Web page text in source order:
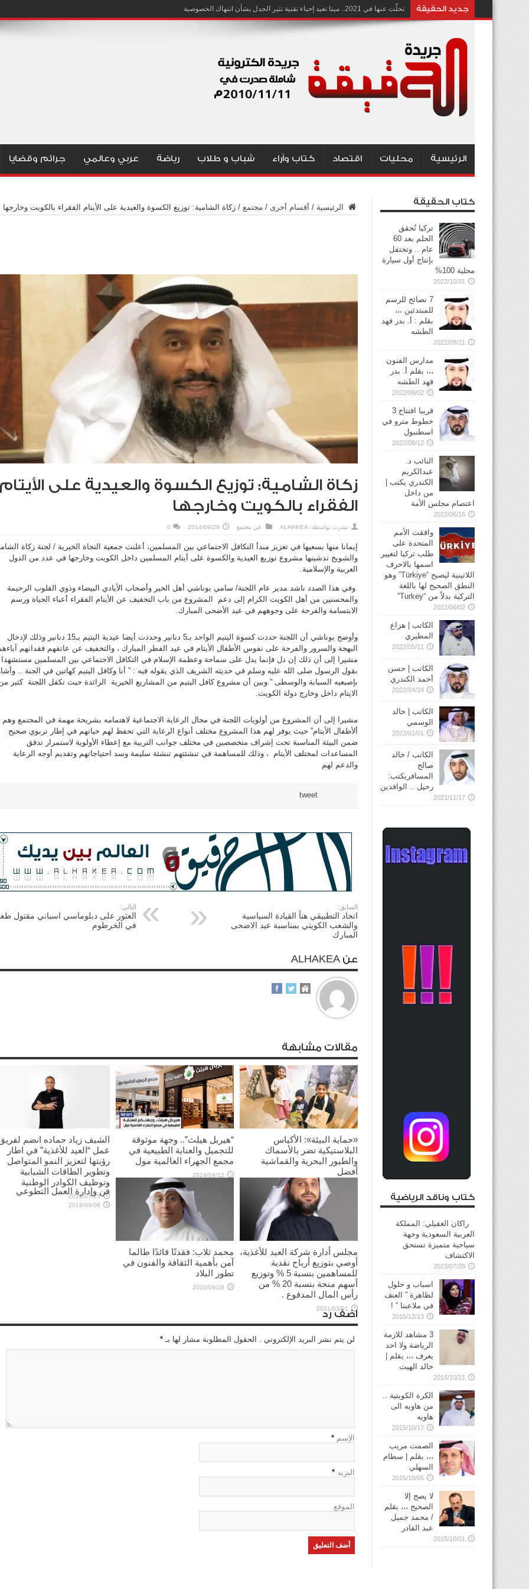
جديد الحقيقة تخلّت عنها في 2021.. ميتا تعيد إحياء تقنية تثير الجدل بشأن انتهاك الخصوصية
الرئيسية محليات اقتصاد كتاب وآراء شباب و طلاب رياضة عربي وعالمي جرائم وقضايا
الرئيسية / أقسام أخرى / مجتمع / زكاة الشامية: توزيع الكسوة والعيدية على الأيتام الفقراء بالكويت وخارجها
زكاة الشامية: توزيع الكسوة والعيدية على الأيتام
الفقراء بالكويت وخارجها
نشرت بواسطة: ALHAKEA في مجتمع 2014/09/29
0
إيمانا منها بسعيها في تعزيز مبدأ التكافل الاجتماعي بين المسلمين، أعلنت جمعية النجاة الخيرية / لجنة زكاة
والشويخ تدشينها مشروع توزيع العيدية والكسوة على أيتام المسلمين داخل الكويت وخارجها في عدد من الدول
العربية والإسلامية.
وفي هذا الصدد ناشد مدير عام اللجنة/ سامي بوناشي أهل الخير وأصحاب الأيادي البيضاء وذوي القلوب الرحيمة
والمحسنين من أهل الكويت الكرام إلى دعم المشروع من باب التخفيف عن الأيتام الفقراء أعباء الحياة ورسم
الابتسامة والفرحة على وجوههم في عيد الأضحى المبارك.
وأوضح بوناشي أن اللجنة حددت كسوة اليتيم الواحد بـ5 دنانير وحددت أيضا عيدية اليتيم بـ15 دنانير وذلك لإدخال
البهجة والسرور والفرحة على نفوس الأطفال الأيتام في عيد الفطر المبارك ، والتخفيف عن عاتقهم فقدانهم
مشيرا إلى أن ذلك إن دل فإنما يدل على سماحة وعظمة الإسلام في التكافل الاجتماعي بين المسلمين مستشهدا
بقول الرسول صلى الله عليه وسلم في حديثه الشريف الذي يقوله فيه : ” أنا وكافل اليتيم كهاتين في الجنة ..
بإصبعيه السبابة والوسطى “.وبين أن مشروع كافل اليتيم من المشاريع الخيرية الرائدة حيث تكفل اللجنة كثير
الايتام داخل وخارج دولة الكويت.
مشيرا إلى أن المشروع من أولويات اللجنة في مجال الرعاية الاجتماعية لاهتمامه بشريحة مهمة في المجتمع وهم
ألأطفال الأيتام” حيث يوفر لهم هذا المشروع مختلف أنواع الرعاية التي تحفظ لهم حياتهم في إطار تربوي صحيح
ضمن البيئة المناسبة تحت إشراف متخصصين في مختلف جوانب التربية مع إعطاء الأولوية لاستمرار تدفق
المساعدات لمختلف الأيتام ، وذلك للمساهمة في تنشئتهم تنشئة سليمة وسد احتياجاتهم وتقديم أوجه الرعاية
والدعم لهم
tweet
السابق:
اتحاد التطبيقي هنأ القيادة السياسية
والشعب الكويتي بمناسبة عيد الاضحى
المبارك
التالي:
العثور على دبلوماسي اسباني مقتول
في الخرطوم
عن ALHAKEA
مقالات مشابهة
«حماية البيئة»: الأكياس
البلاستيكية تضر بالأسماك
والطيور البحرية والقماشية
أفضل
2025/01/12
“هيربل هيلث”.. وجهة موثوقة
للتجميل والعناية الطبيعية في
مجمع الجهراء العالمية مول
2024/04/12
الشيف زياد حماده انضم
عمل “العيد للأغذية” في اطار
رؤيتها لتعزيز النمو المتواصل
وتطوير الطاقات الشبابية
وتوظيف الكوادر الوطنية
2021/07/25
مجلس أدارة شركة العيد للأغذية،
أوصي بتوزيع أرباح نقدية
للمساهمين بنسبة 5 % وتوزيع
أسهم منحة بنسبة 20 % من
رأس المال المدفوع .
2021/03/01
محمد ثلاب: فقدنًا قائدًا طالما
آمن بأهمية الثقافة والفنون في
تطور البلاد
2020/09/29
فن وإدارة العمل التطوعي
2019/09/06
اضف رد
لن يتم نشر البريد الإلكتروني . الحقول المطلوبة مشار لها بـ *
الإسم *
البريد *
الموقع
كتاب الحقيقة
تركيا تُحقق
الحلم بعد 60
عام .. وتحتفل
بإنتاج أول سيارة
محلية 100%
2022/10/31
7 نصائح للرسم
للمبتدئين ،،،
بقلم : أ. بدر فهد
الطشه
2022/09/21
مدارس الفنون
،،، بقلم أ. بدر
فهد الطشه
2022/09/02
قريبا افتتاح 3
خطوط مترو في
2022/08/12
النائب د.
عبدالكريم
الكندري يكتب |
من داخل
اعتصام مجلس الأمة
2022/06/16
وافقت الأمم
المتحدة على
طلب تركيا لتغيير
اسمها بالاحرف
اللاتينية ليصبح “Türkiye” وهو
النطق الصحيح لها باللغة
التركية بدلاً من “Turkey”
2022/06/02
الكاتب | هزاع
المطيري
2022/05/11
الكاتب | حسن
أحمد الكندري
2022/04/24
الكاتب | خالد
الوسمي
2022/01/01
الكاتب / خالد
صالح
المسافريكتب:
رحيل .. الوافدين
2021/11/17
كتاب وناقد الرياضية
راكان الغفيلي: المملكة
العربية السعودية وجهة
سياحية متميزة تستحق
الاكتشاف
2023/07/29
اسباب و حلول
لظاهرة ” العنف
في ملاعبنا ” !
2015/12/13
3 مشاهد للازمة
الرياضة ولا احد
يعرف ،،، بقلم |
خالد الهيت
2015/10/21
الكرة الكويتية ..
من هاويه الى
هاويه
2015/10/17
الصمت مريب
،،، بقلم | سطام
السهلي
2015/10/05
لا يصح إلا
الصحيح ،،، بقلم
/ محمد جميل
عبد القادر
2015/10/01